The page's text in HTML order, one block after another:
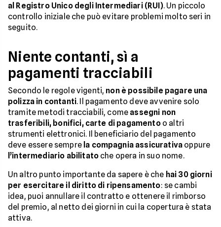
al Registro Unico degli Intermediari (RUI). Un piccolo
controllo iniziale che può evitare problemi molto seri in
seguito.
Niente contanti, sì a
pagamenti tracciabili
Secondo le regole vigenti, non è possibile pagare una
polizza in contanti. Il pagamento deve avvenire solo
tramite metodi tracciabili, come assegni non
trasferibili, bonifici, carte di pagamentoo altri
strumenti elettronici. Il beneficiario del pagamento
deve essere sempre la compagnia assicurativa oppure
l’intermediario abilitato che opera in suo nome.
Un altro punto importante da sapere è che hai 30 giorni
per esercitare il diritto di ripensamento: se cambi
idea, puoi annullare il contratto e ottenere il rimborso
del premio, al netto dei giorni in cui la copertura è stata
attiva.